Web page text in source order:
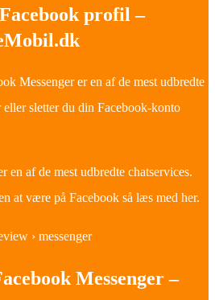
profil –
Messenger er en af de mest udbredte
sletter du din Facebook-konto
en af de mest udbredte chatservices.
at være på Facebook så læs med her.
› messenger
Messenger –